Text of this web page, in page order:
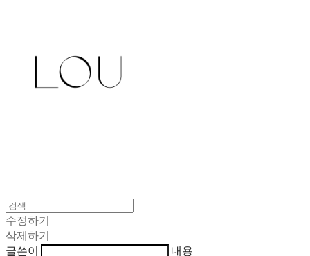
수정하기
삭제하기
글쓴이
내용